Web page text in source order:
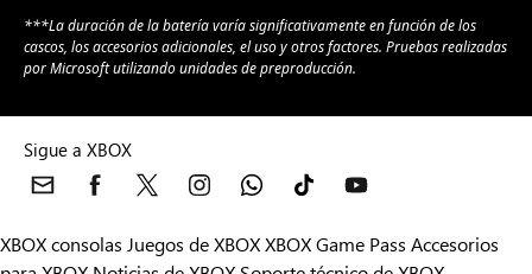
***La duración de la batería varía significativamente en función de los
cascos, los accesorios adicionales, el uso y otros factores. Pruebas realizadas
por Microsoft utilizando unidades de preproducción.
Sigue a XBOX
XBOX consolas Juegos de XBOXXBOX Game Pass Accesorios